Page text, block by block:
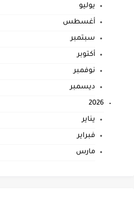
يوليو
أغسطس
سبتمبر
أكتوبر
نوفمبر
ديسمبر
2026
يناير
فبراير
مارس